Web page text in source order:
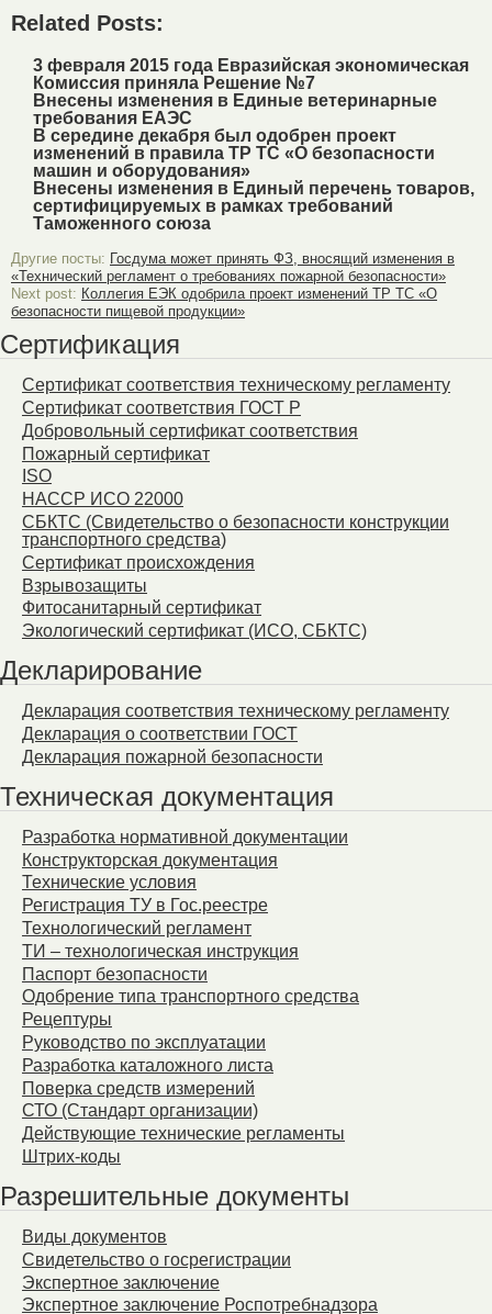
Related Posts:
3 февраля 2015 года Евразийская экономическая
Комиссия приняла Решение №7
Внесены изменения в Единые ветеринарные
требования ЕАЭС
В середине декабря был одобрен проект
изменений в правила ТР ТС «О безопасности
машин и оборудования»
Внесены изменения в Единый перечень товаров,
сертифицируемых в рамках требований
Таможенного союза
Другие посты: Госдума может принять ФЗ, вносящий изменения в
«Технический регламент о требованиях пожарной безопасности»
Next post: Коллегия ЕЭК одобрила проект изменений ТР ТС «О
безопасности пищевой продукции»
Сертификация
Сертификат соответствия техническому регламенту
Сертификат соответствия ГОСТ Р
Добровольный сертификат соответствия
Пожарный сертификат
ISO
HACCP ИСО 22000
СБКТС (Свидетельство о безопасности конструкции
транспортного средства)
Сертификат происхождения
Взрывозащиты
Фитосанитарный сертификат
Экологический сертификат (ИСО, СБКТС)
Декларирование
Декларация соответствия техническому регламенту
Декларация о соответствии ГОСТ
Декларация пожарной безопасности
Техническая документация
Разработка нормативной документации
Конструкторская документация
Технические условия
Регистрация ТУ в Гос.реестре
Технологический регламент
ТИ – технологическая инструкция
Паспорт безопасности
Одобрение типа транспортного средства
Рецептуры
Руководство по эксплуатации
Разработка каталожного листа
Поверка средств измерений
СТО (Стандарт организации)
Действующие технические регламенты
Штрих-коды
Разрешительные документы
Виды документов
Свидетельство о госрегистрации
Экспертное заключение
Экспертное заключение Роспотребнадзора